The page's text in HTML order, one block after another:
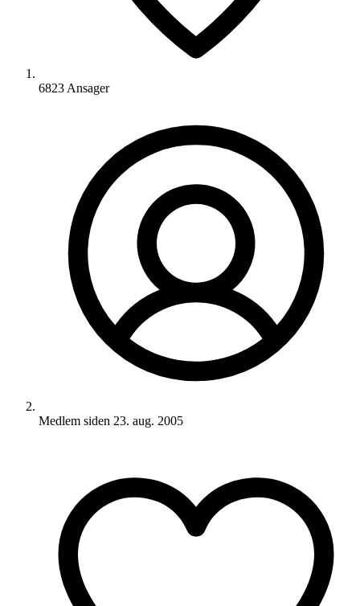
6823 Ansager
Medlem siden 23. aug. 2005